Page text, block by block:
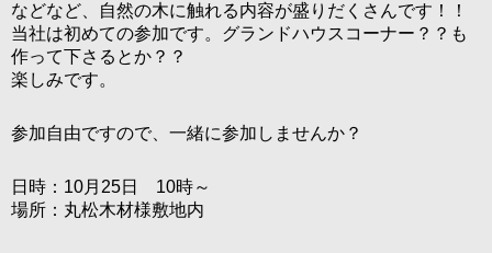
などなど、自然の木に触れる内容が盛りだくさんです！！
当社は初めての参加です。グランドハウスコーナー？？も
作って下さるとか？？
楽しみです。
参加自由ですので、一緒に参加しませんか？
日時：10月25日 10時～
場所：丸松木材様敷地内